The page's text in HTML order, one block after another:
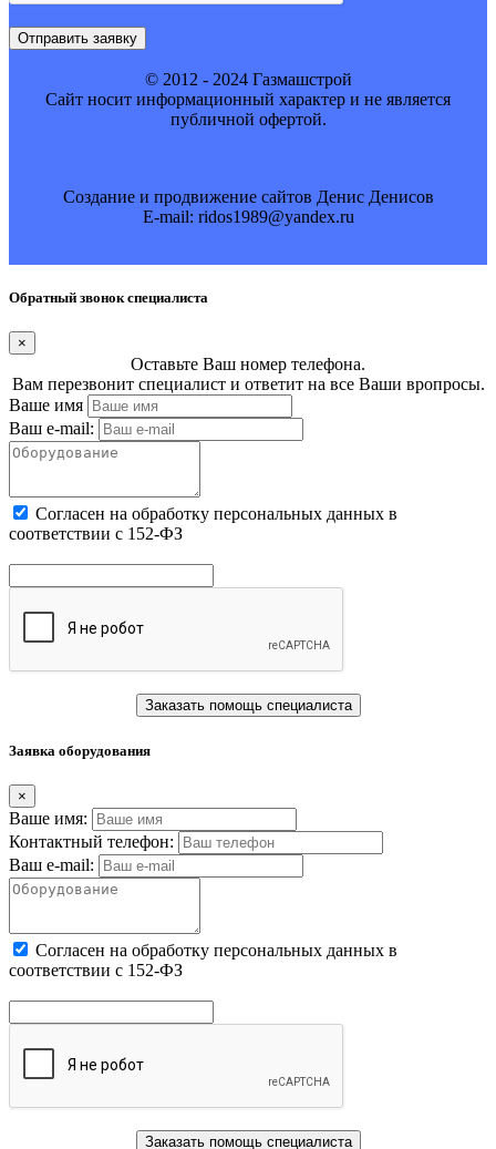
Отправить заявку
© 2012 - 2024 Газмашстрой
Cайт носит информационный характер и не является
публичной офертой.
Создание и продвижение сайтов Денис Денисов
E-mail: ridos1989@yandex.ru
Обратный звонок специалиста
×
Оставьте Ваш номер телефона.
Вам перезвонит специалист и ответит на все Ваши вропросы.
Ваше имя
Ваш e-mail:
Cогласен на обработку персональных данных в
соответствии с 152-ФЗ
Заказать помощь специалиста
Заявка оборудования
×
Ваше имя:
Контактный телефон:
Ваш e-mail:
Cогласен на обработку персональных данных в
соответствии с 152-ФЗ
Заказать помощь специалиста